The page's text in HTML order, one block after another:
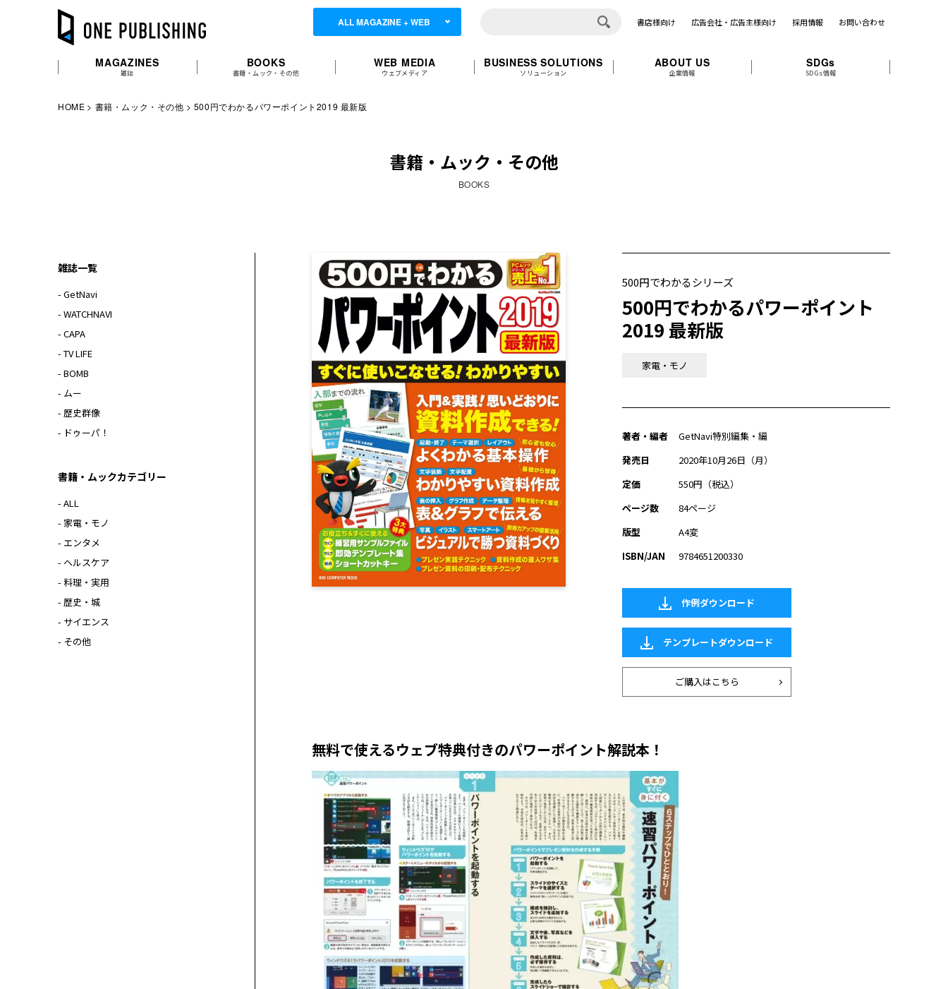
ALL MAGAZINE + WEB 書店様向け 広告会社・広告主様向け 採用情報 お問い合わせ
MAGAZINES
雑誌
BOOKS
書籍・ムック・その他
WEB MEDIA
ウェブメディア
BUSINESS SOLUTIONS
ソリューション
ABOUT US
企業情報
SDGs
SDGs情報
HOME 書籍・ムック・その他 500円でわかるパワーポイント2019 最新版
書籍・ムック・その他
BOOKS
500円でわかるシリーズ
500円でわかるパワーポイント
2019 最新版
家電・モノ
著者・編者
GetNavi特別編集・編
発売日
2020年10月26日（月）
定価
550円（税込）
ページ数
84ページ
版型
A4変
ISBN/JAN
9784651200330
作例ダウンロード
テンプレートダウンロード
ご購入はこちら
無料で使えるウェブ特典付きのパワーポイント解説本！
雑誌一覧
- GetNavi
- WATCHNAVI
- CAPA
- TV LIFE
- BOMB
- ムー
- 歴史群像
- ドゥーパ！
書籍・ムックカテゴリー
- ALL
- 家電・モノ
- エンタメ
- ヘルスケア
- 料理・実用
- 歴史・城
- サイエンス
- その他